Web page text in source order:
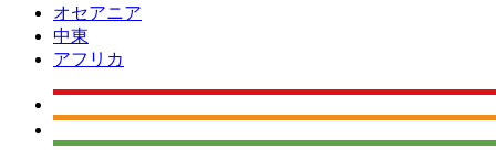
オセアニア
中東
アフリカ